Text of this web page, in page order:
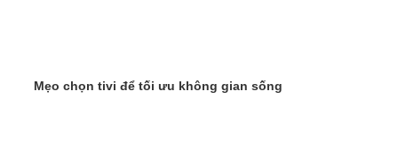
Mẹo chọn tivi để tối ưu không gian sống